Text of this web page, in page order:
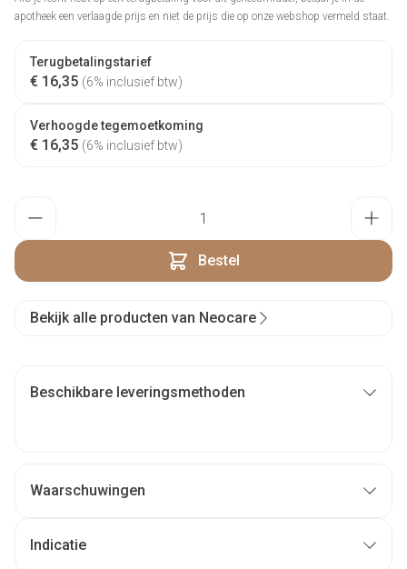
apotheek een verlaagde prijs en niet de prijs die op onze webshop vermeld staat.
Terugbetalingstarief
€ 16,35 (6% inclusief btw)
Verhoogde tegemoetkoming
€ 16,35 (6% inclusief btw)
Bestel
Bekijk alle producten van Neocare
Beschikbare leveringsmethoden
Waarschuwingen
Indicatie